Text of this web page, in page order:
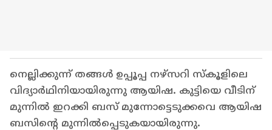
നെല്ലിക്കുന്ന് തങ്ങൾ ഉപ്പൂപ്പ നഴ്‌സറി സ്‌കൂളിലെ
വിദ്യാർഥിനിയായിരുന്നു ആയിഷ. കുട്ടിയെ വീടിന്
മുന്നിൽ ഇറക്കി ബസ് മുന്നോട്ടെടുക്കവെ ആയിഷ
ബസിന്റെ മുന്നിൽപ്പെടുകയായിരുന്നു.